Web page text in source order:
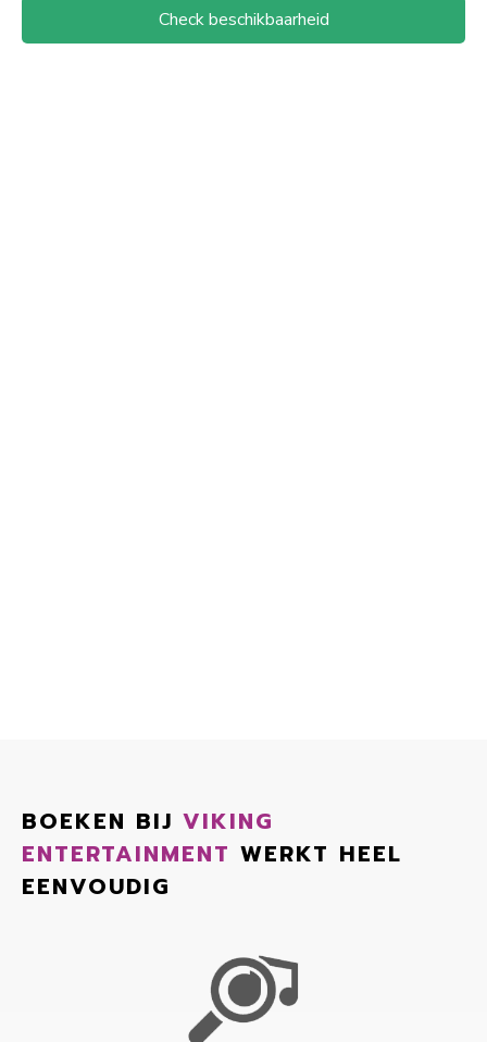
Check beschikbaarheid
BOEKEN BIJ VIKING
ENTERTAINMENT WERKT HEEL
EENVOUDIG